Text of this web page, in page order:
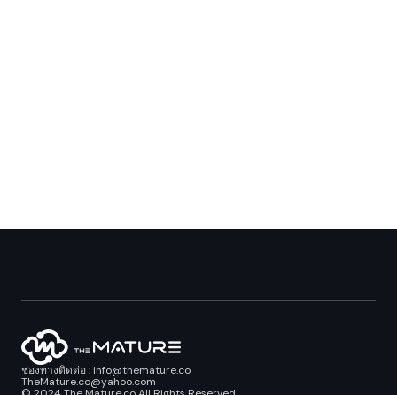
ช่องทางติดต่อ : info@themature.co
TheMature.co@yahoo.com